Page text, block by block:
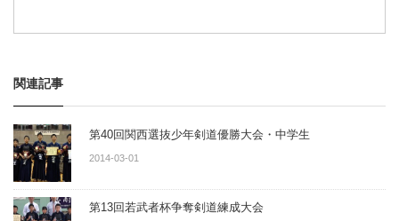
関連記事
第40回関西選抜少年剣道優勝大会・中学生
2014-03-01
第13回若武者杯争奪剣道練成大会